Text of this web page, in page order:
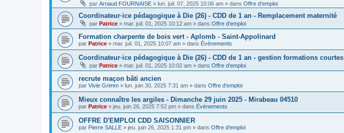
par Arnaud FOURNAISE » lun. juil. 07, 2025 10:06 am » dans Offre d'emploi
Coordinateur·ice pédagogique à Die (26) - CDD de 1 an - Remplacement maternité
par Patrice » mar. juil. 01, 2025 10:12 am » dans Offre d'emploi
Formation charpente de bois vert - Aplomb - Saint-Appolinard
par Patrice » mar. juil. 01, 2025 10:07 am » dans Évènements
Coordinateur·ice pédagogique à Die (26) - CDD de 1 an - gestion formations courtes
par Patrice » mar. juil. 01, 2025 10:02 am » dans Offre d'emploi
recrute maçon bâti ancien
par Vivie Grimm » lun. juin 30, 2025 7:31 am » dans Offre d'emploi
Mieux connaître les argiles - Dimanche 29 juin 2025 - Mirabeau 04510
par Patrice » jeu. juin 26, 2025 7:52 pm » dans Évènements
OFFRE D'EMPLOI CDD SAISONNIER
par Pierre SALLE » jeu. juin 26, 2025 1:31 pm » dans Offre d'emploi